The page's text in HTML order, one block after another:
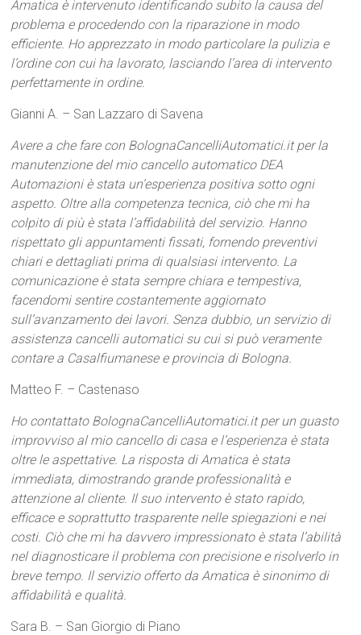
Amatica è intervenuto identificando subito la causa del
problema e procedendo con la riparazione in modo
efficiente. Ho apprezzato in modo particolare la pulizia e
l’ordine con cui ha lavorato, lasciando l’area di intervento
perfettamente in ordine.
Gianni A. – San Lazzaro di Savena
Avere a che fare con BolognaCancelliAutomatici.it per la
manutenzione del mio cancello automatico DEA
Automazioni è stata un’esperienza positiva sotto ogni
aspetto. Oltre alla competenza tecnica, ciò che mi ha
colpito di più è stata l’affidabilità del servizio. Hanno
rispettato gli appuntamenti fissati, fornendo preventivi
chiari e dettagliati prima di qualsiasi intervento. La
comunicazione è stata sempre chiara e tempestiva,
facendomi sentire costantemente aggiornato
sull’avanzamento dei lavori. Senza dubbio, un servizio di
assistenza cancelli automatici su cui si può veramente
contare a Casalfiumanese e provincia di Bologna.
Matteo F. – Castenaso
Ho contattato BolognaCancelliAutomatici.it per un guasto
improvviso al mio cancello di casa e l’esperienza è stata
oltre le aspettative. La risposta di Amatica è stata
immediata, dimostrando grande professionalità e
attenzione al cliente. Il suo intervento è stato rapido,
efficace e soprattutto trasparente nelle spiegazioni e nei
costi. Ciò che mi ha davvero impressionato è stata l’abilità
nel diagnosticare il problema con precisione e risolverlo in
breve tempo. Il servizio offerto da Amatica è sinonimo di
affidabilità e qualità.
Sara B. – San Giorgio di Piano